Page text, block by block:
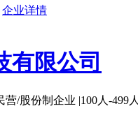
企业详情
有限公司
营/股份制企业 |100人-499人